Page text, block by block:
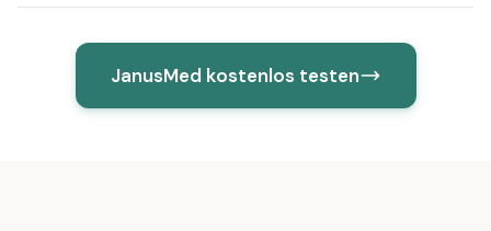
JanusMed kostenlos testen